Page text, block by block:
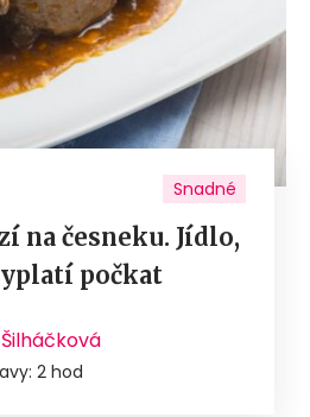
Snadné
na česneku. Jídlo,
počkat
2 hod